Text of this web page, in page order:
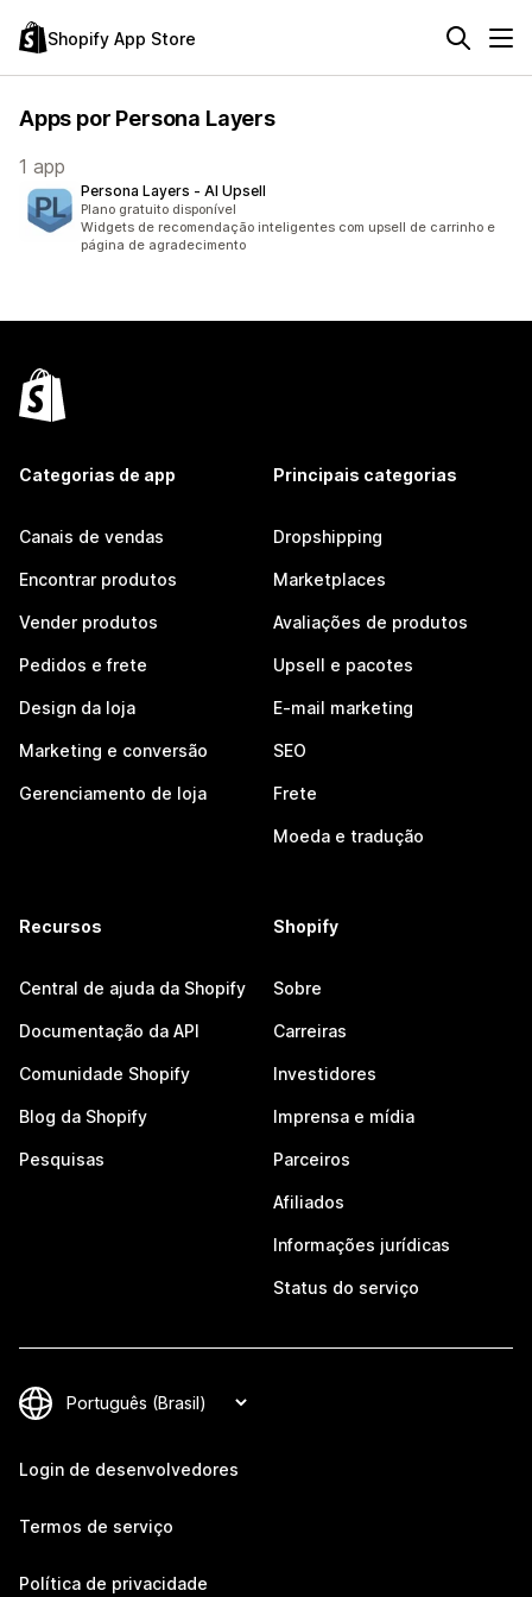
Shopify App Store
Apps por Persona Layers
1 app
Persona Layers ‑ AI Upsell
Plano gratuito disponível
Widgets de recomendação inteligentes com upsell de carrinho e
página de agradecimento
Categorias de app
Canais de vendas
Encontrar produtos
Vender produtos
Pedidos e frete
Design da loja
Marketing e conversão
Gerenciamento de loja
Principais categorias
Dropshipping
Marketplaces
Avaliações de produtos
Upsell e pacotes
E-mail marketing
SEO
Frete
Moeda e tradução
Recursos
Central de ajuda da Shopify
Documentação da API
Comunidade Shopify
Blog da Shopify
Pesquisas
Shopify
Sobre
Carreiras
Investidores
Imprensa e mídia
Parceiros
Afiliados
Informações jurídicas
Status do serviço
Login de desenvolvedores
Termos de serviço
Política de privacidade